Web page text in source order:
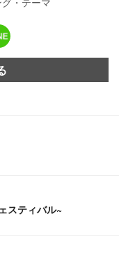
スティバル~